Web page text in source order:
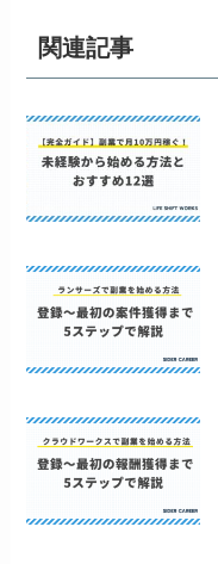
関連記事